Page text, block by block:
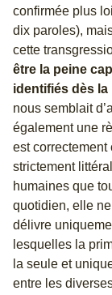
confirmée plus
dix paroles),
cette
être la peine
identifiés dès
nous semblait
également une
est
strictement
humaines que
quotidien, elle
délivre
lesquelles la
la seule et
entre les